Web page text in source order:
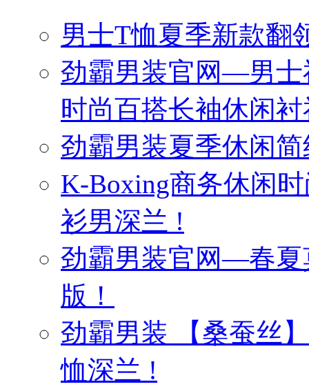
男士T恤夏季新款翻
劲霸男装官网—男士
时尚百搭长袖休闲
劲霸男装夏季休闲
K-Boxing商务休闲
衫男深兰 !
劲霸男装官网—春夏
版！
劲霸男装 【桑蚕丝
恤深兰 !